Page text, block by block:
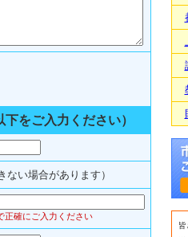
をご入力ください）
い場合があります）
正確にご入力ください